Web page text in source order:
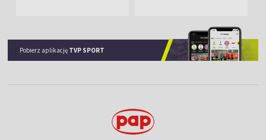
Pobierz aplikację TVP SPORT